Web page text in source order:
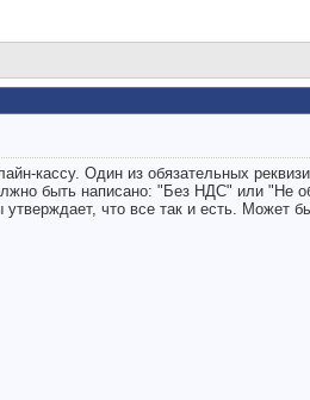
кассу. Один из обязательных
быть написано: "Без НДС" или "Не
что все так и есть. Может